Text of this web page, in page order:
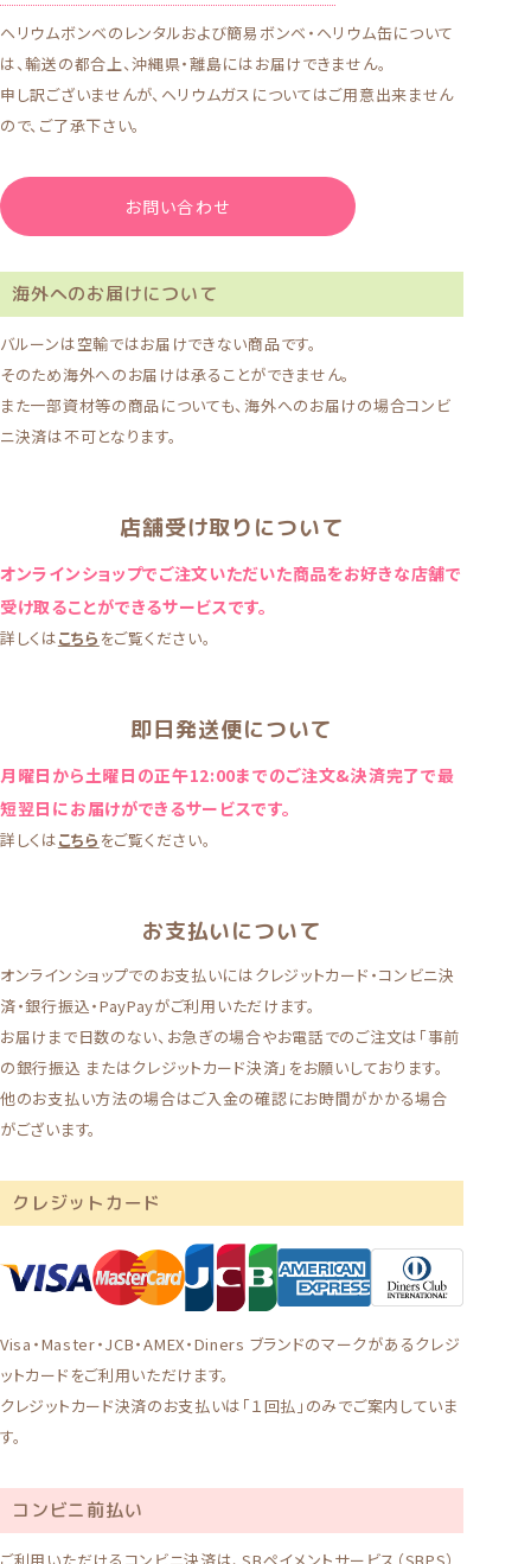
ヘリウムボンベのレンタルおよび簡易ボンベ・ヘリウム缶について
は、輸送の都合上、沖縄県・離島にはお届けできません。
申し訳ございませんが、ヘリウムガスについてはご用意出来ません
ので、ご了承下さい。
お問い合わせ
海外へのお届けについて
バルーンは空輸ではお届けできない商品です。
そのため海外へのお届けは承ることができません。
また一部資材等の商品についても、海外へのお届けの場合コンビ
ニ決済は不可となります。
店舗受け取りについて
オンラインショップでご注文いただいた商品をお好きな店舗で
受け取ることができるサービスです。
詳しくはこちら をご覧ください。
即日発送便について
月曜日から土曜日の正午12:00までのご注文&決済完了で最
短翌日にお届けができるサービスです。
詳しくはこちら をご覧ください。
お支払いについて
オンラインショップでのお支払いにはクレジットカード・コンビニ決
済・銀行振込・PayPayがご利用いただけます。
お届けまで日数のない、お急ぎの場合やお電話でのご注文は「事前
の銀行振込 またはクレジットカード決済」をお願いしております。
他のお支払い方法の場合はご入金の確認にお時間がかかる場合
がございます。
クレジットカード
Visa・Master・JCB・AMEX・Diners ブランドのマークがあるクレジ
ットカードをご利用いただけます。
クレジットカード決済のお支払いは「１回払」のみでご案内していま
す。
コンビニ前払い
ご利用いただけるコンビニ決済は、SBペイメントサービス（SBPS）